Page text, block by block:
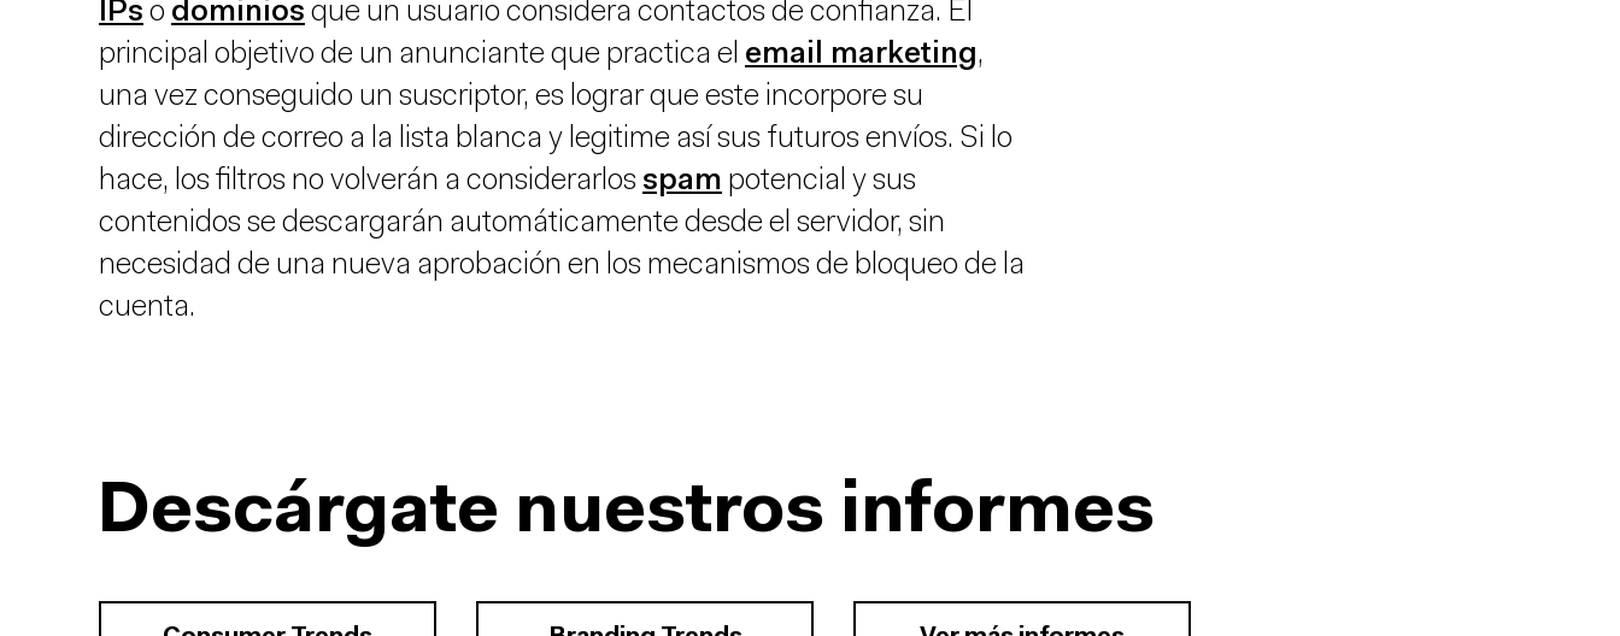
IPs o dominios que un usuario considera contactos de confianza. El
principal objetivo de un anunciante que practica el email marketing,
una vez conseguido un suscriptor, es lograr que este incorpore su
dirección de correo a la lista blanca y legitime así sus futuros envíos. Si lo
hace, los filtros no volverán a considerarlos spam potencial y sus
contenidos se descargarán automáticamente desde el servidor, sin
necesidad de una nueva aprobación en los mecanismos de bloqueo de la
cuenta.
Descárgate nuestros informes